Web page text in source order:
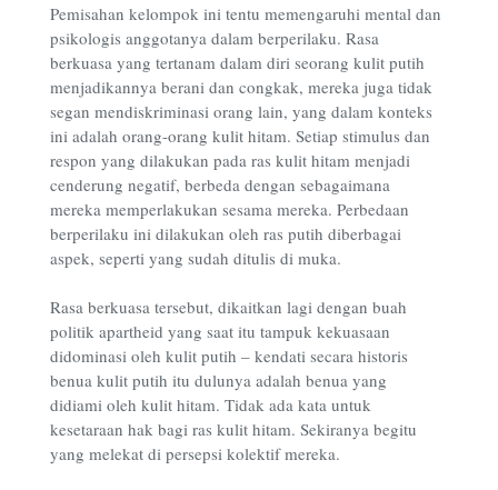
Pemisahan kelompok ini tentu memengaruhi mental dan
psikologis anggotanya dalam berperilaku. Rasa
berkuasa yang tertanam dalam diri seorang kulit putih
menjadikannya berani dan congkak, mereka juga tidak
segan mendiskriminasi orang lain, yang dalam konteks
ini adalah orang-orang kulit hitam. Setiap stimulus dan
respon yang dilakukan pada ras kulit hitam menjadi
cenderung negatif, berbeda dengan sebagaimana
mereka memperlakukan sesama mereka. Perbedaan
berperilaku ini dilakukan oleh ras putih diberbagai
aspek, seperti yang sudah ditulis di muka.
Rasa berkuasa tersebut, dikaitkan lagi dengan buah
politik apartheid yang saat itu tampuk kekuasaan
didominasi oleh kulit putih – kendati secara historis
benua kulit putih itu dulunya adalah benua yang
didiami oleh kulit hitam. Tidak ada kata untuk
kesetaraan hak bagi ras kulit hitam. Sekiranya begitu
yang melekat di persepsi kolektif mereka.